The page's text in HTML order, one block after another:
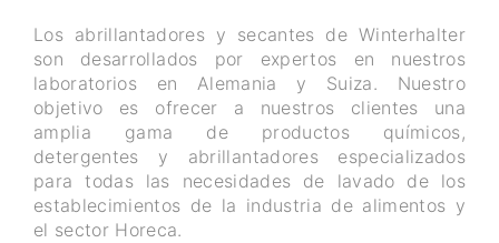
Los abrillantadores y secantes de Winterhalter
son desarrollados por expertos en nuestros
laboratorios en Alemania y Suiza. Nuestro
objetivo es ofrecer a nuestros clientes una
amplia gama de productos químicos,
detergentes y abrillantadores especializados
para todas las necesidades de lavado de los
establecimientos de la industria de alimentos y
el sector Horeca.